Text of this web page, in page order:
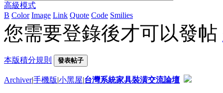
高級模式
B Color Image Link Quote Code Smilies
您需要登錄後才可以發帖
本版積分規則 發表帖子
Archiver|手機版|小黑屋|台灣系統家具裝潢交流論壇